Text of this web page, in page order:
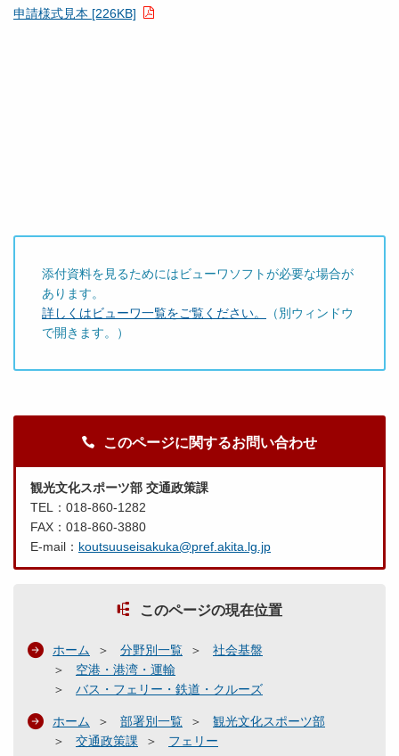
申請様式見本 [226KB]
添付資料を見るためにはビューワソフトが必要な場合が
あります。
詳しくはビューワ一覧をご覧ください。
（別ウィンドウ
で開きます。）
このページに関するお問い合わせ
観光文化スポーツ部 交通政策課
TEL：018-860-1282
FAX：018-860-3880
E-mail： koutsuuseisakuka@pref.akita.lg.jp
このページの現在位置
ホーム 分野別一覧
社会基盤
空港・港湾・運輸
バス・フェリー・鉄道・クルーズ
ホーム 部署別一覧
観光文化スポーツ部
交通政策課
フェリー